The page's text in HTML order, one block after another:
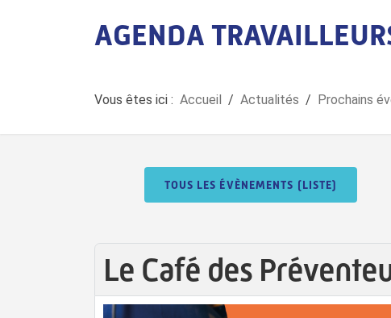
AGENDA
Vous êtes ici : Accueil Actualités Prochains
TOUS LES ÉVÈNEMENTS (LISTE)
Le Café des